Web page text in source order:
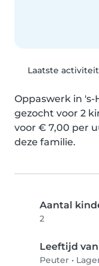
Laatste
Oppaswerk in
gezocht voor 2
voor € 7,00 per
deze familie.
Aantal
2
Leeftijd
Peuter •